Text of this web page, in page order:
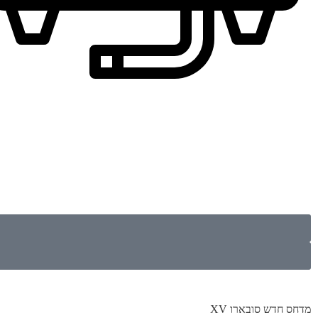
מדחס חדש סובארו XV